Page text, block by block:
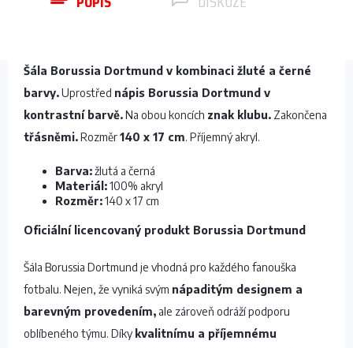
Šála Borussia Dortmund v kombinaci žluté a černé
barvy.Uprostřed nápis Borussia Dortmund v
kontrastní barvě.Na obou koncích znak klubu. Zakončena
třásněmi.Rozměr140 x 17 cm. Příjemný akryl.
Barva:žlutá a černá
Materiál:100% akryl
Rozměr:140 x 17 cm
Oficiální licencovaný produkt Borussia Dortmund
Šála Borussia Dortmund je vhodná pro každého fanouška
fotbalu. Nejen, že vyniká svým nápaditým designem a
barevným provedením, ale zároveň odráží podporu
oblíbeného týmu. Díky kvalitnímu a příjemnému